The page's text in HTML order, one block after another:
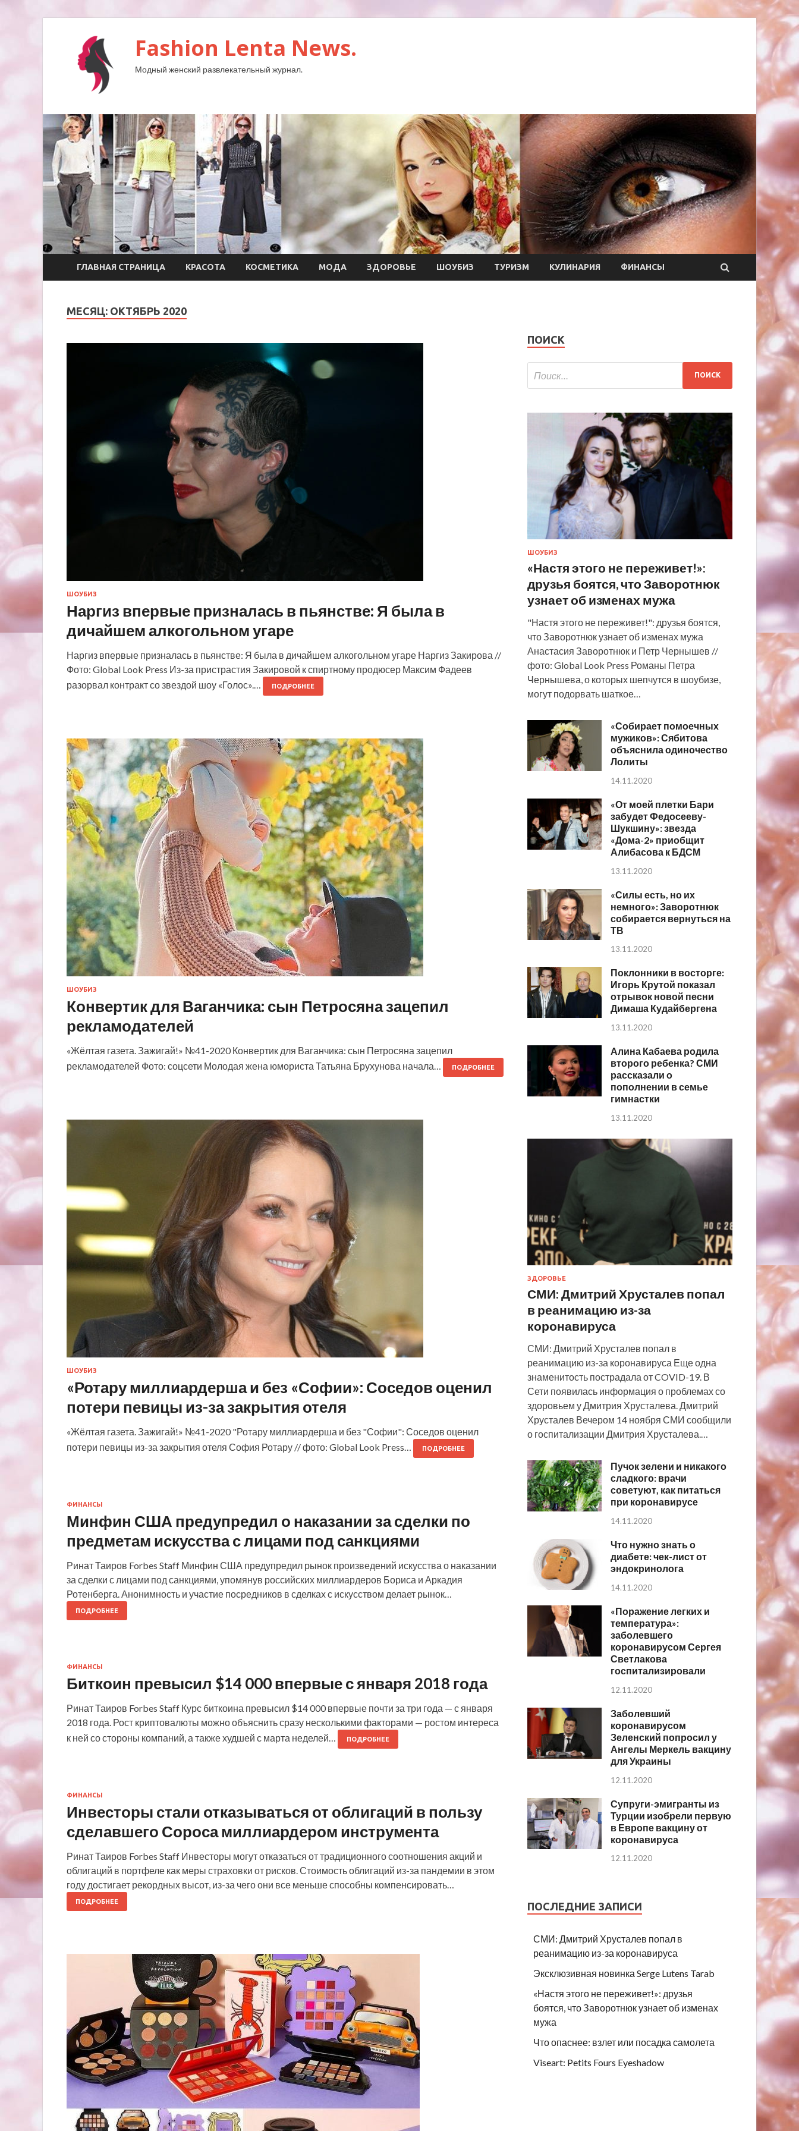
Fashion Lenta News.
Модный женский развлекательный журнал.
ГЛАВНАЯ СТРАНИЦА КРАСОТА КОСМЕТИКА МОДА ЗДОРОВЬЕ ШОУБИЗ ТУРИЗМ КУЛИНАРИЯ ФИНАНСЫ
МЕСЯЦ: ОКТЯБРЬ 2020
ШОУБИЗ
Наргиз впервые призналась в пьянстве: Я была в
дичайшем алкогольном угаре
Наргиз впервые призналась в пьянстве: Я была в дичайшем алкогольном угаре Наргиз Закирова //
Фото: Global Look Press Из-за пристрастия Закировой к спиртному продюсер Максим Фадеев
разорвал контракт со звездой шоу «Голос».…
ПОДРОБНЕЕ
ШОУБИЗ
Конвертик для Ваганчика: сын Петросяна зацепил
рекламодателей
«Жёлтая газета. Зажигай!» №41-2020 Конвертик для Ваганчика: сын Петросяна зацепил
рекламодателей Фото: соцсети Молодая жена юмориста Татьяна Брухунова начала…
ПОДРОБНЕЕ
ШОУБИЗ
«Ротару миллиардерша и без «Софии»: Соседов оценил
потери певицы из-за закрытия отеля
«Жёлтая газета. Зажигай!» №41-2020 "Ротару миллиардерша и без "Софии": Соседов оценил
потери певицы из-за закрытия отеля София Ротару // фото: Global Look Press…
ПОДРОБНЕЕ
ФИНАНСЫ
Минфин США предупредил о наказании за сделки по
предметам искусства с лицами под санкциями
Ринат Таиров Forbes Staff Минфин США предупредил рынок произведений искусства о наказании
за сделки с лицами под санкциями, упомянув российских миллиардеров Бориса и Аркадия
Ротенберга. Анонимность и участие посредников в сделках с искусством делает рынок…
ПОДРОБНЕЕ
ФИНАНСЫ
Биткоин превысил $14 000 впервые с января 2018 года
Ринат Таиров Forbes Staff Курс биткоина превысил $14 000 впервые почти за три года — с января
2018 года. Рост криптовалюты можно объяснить сразу несколькими факторами — ростом интереса
к ней со стороны компаний, а также худшей с марта неделей…
ПОДРОБНЕЕ
ФИНАНСЫ
Инвесторы стали отказываться от облигаций в пользу
сделавшего Сороса миллиардером инструмента
Ринат Таиров Forbes Staff Инвесторы могут отказаться от традиционного соотношения акций и
облигаций в портфеле как меры страховки от рисков. Стоимость облигаций из-за пандемии в этом
году достигает рекордных высот, из-за чего они все меньше способны компенсировать…
ПОДРОБНЕЕ
ПОИСК
ШОУБИЗ
«Настя этого не переживет!»:
друзья боятся, что Заворотнюк
узнает об изменах мужа
"Настя этого не переживет!": друзья боятся,
что Заворотнюк узнает об изменах мужа
Анастасия Заворотнюк и Петр Чернышев //
фото: Global Look Press Романы Петра
Чернышева, о которых шепчутся в шоубизе,
могут подорвать шаткое…
«Собирает помоечных
мужиков»: Сябитова
объяснила одиночество
Лолиты
14.11.2020
«От моей плетки Бари
забудет Федосееву-
Шукшину»: звезда
«Дома-2» приобщит
Алибасова к БДСМ
13.11.2020
«Силы есть, но их
немного»: Заворотнюк
собирается вернуться на
ТВ
13.11.2020
Поклонники в восторге:
Игорь Крутой показал
отрывок новой песни
Димаша Кудайбергена
13.11.2020
Алина Кабаева родила
второго ребенка? СМИ
рассказали о
пополнении в семье
гимнастки
13.11.2020
ЗДОРОВЬЕ
СМИ: Дмитрий Хрусталев попал
в реанимацию из-за
коронавируса
СМИ: Дмитрий Хрусталев попал в
реанимацию из-за коронавируса Еще одна
знаменитость пострадала от COVID-19. В
Сети появилась информация о проблемах со
здоровьем у Дмитрия Хрусталева. Дмитрий
Хрусталев Вечером 14 ноября СМИ сообщили
о госпитализации Дмитрия Хрусталева.…
Пучок зелени и никакого
сладкого: врачи
советуют, как питаться
при коронавирусе
14.11.2020
Что нужно знать о
диабете: чек-лист от
эндокринолога
14.11.2020
«Поражение легких и
температура»:
заболевшего
коронавирусом Сергея
Светлакова
госпитализировали
12.11.2020
Заболевший
коронавирусом
Зеленский попросил у
Ангелы Меркель вакцину
для Украины
12.11.2020
Супруги-эмигранты из
Турции изобрели первую
в Европе вакцину от
коронавируса
12.11.2020
ПОСЛЕДНИЕ ЗАПИСИ
СМИ: Дмитрий Хрусталев попал в
реанимацию из-за коронавируса
Эксклюзивная новинка Serge Lutens Tarab
«Настя этого не переживет!»: друзья
боятся, что Заворотнюк узнает об изменах
мужа
Что опаснее: взлет или посадка самолета
Viseart: Petits Fours Eyeshadow